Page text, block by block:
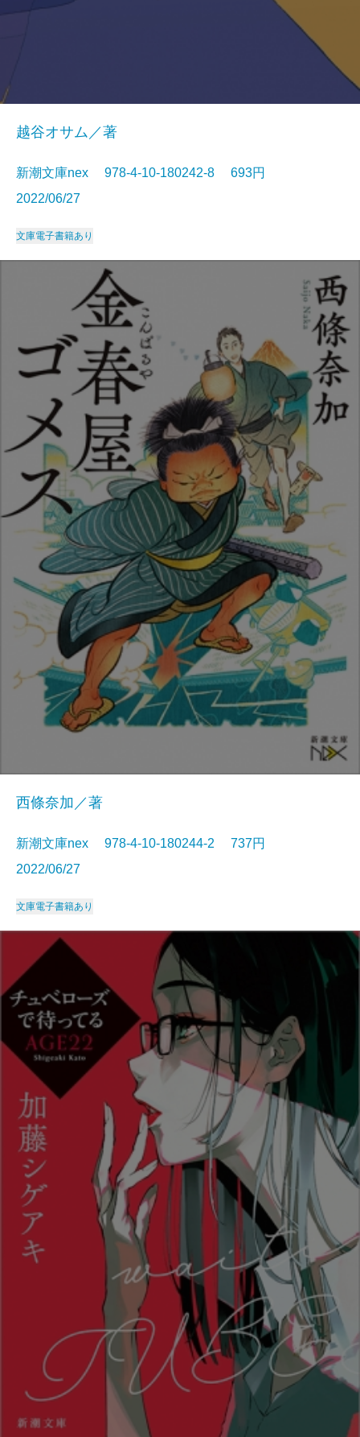
越谷オサム／著
新潮文庫nex 978-4-10-180242-8 693円
2022/06/27
文庫電子書籍あり
西條奈加／著
新潮文庫nex 978-4-10-180244-2 737円
2022/06/27
文庫電子書籍あり